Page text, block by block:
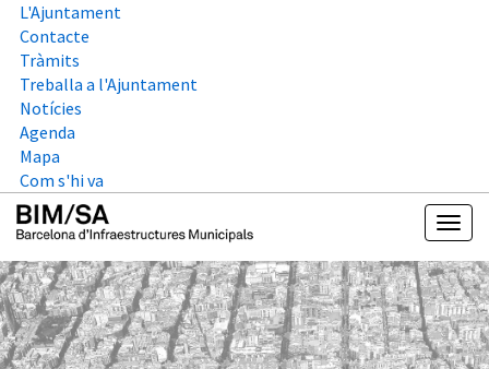
L'Ajuntament
Contacte
Tràmits
Treballa a l'Ajuntament
Notícies
Agenda
Mapa
Com s'hi va